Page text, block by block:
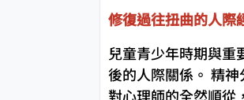
修復過往扭曲的人際
兒童青少年時期與重
後的人際關係。 精
對心理師的全然順從